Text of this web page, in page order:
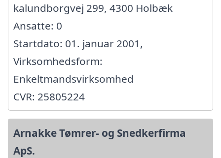
kalundborgvej 299, 4300 Holbæk
Ansatte: 0
Startdato: 01. januar 2001,
Virksomhedsform:
Enkeltmandsvirksomhed
CVR: 25805224
Arnakke Tømrer- og Snedkerfirma
ApS.